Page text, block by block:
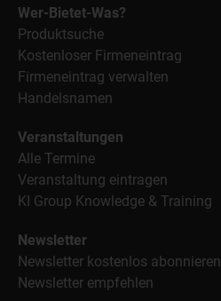
Wer-Bietet-Was?
Produktsuche
Kostenloser Firmeneintrag
Firmeneintrag verwalten
Handelsnamen
Veranstaltungen
Alle Termine
Veranstaltung eintragen
KI Group Knowledge & Training
Newsletter
Newsletter kostenlos abonnieren
Newsletter empfehlen